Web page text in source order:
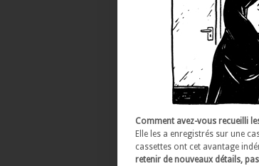
Comment avez-vous recueilli
Elle les a enregistrés sur une
cassettes ont cet avantage
retenir de nouveaux détails,